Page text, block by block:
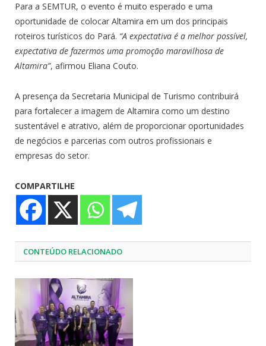
Para a SEMTUR, o evento é muito esperado e uma
oportunidade de colocar Altamira em um dos principais
roteiros turísticos do Pará. “A expectativa é a melhor possível,
expectativa de fazermos uma promoção maravilhosa de
Altamira”, afirmou Eliana Couto.
A presença da Secretaria Municipal de Turismo contribuirá
para fortalecer a imagem de Altamira como um destino
sustentável e atrativo, além de proporcionar oportunidades
de negócios e parcerias com outros profissionais e
empresas do setor.
COMPARTILHE
CONTEÚDO RELACIONADO